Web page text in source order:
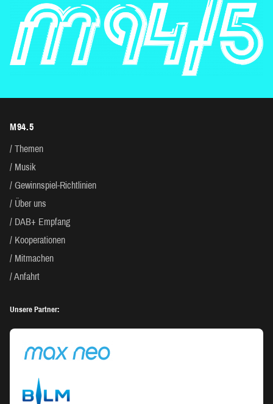
M94.5
Themen
Musik
Gewinnspiel-Richtlinien
Über uns
DAB+ Empfang
Kooperationen
Mitmachen
Anfahrt
Unsere Partner: